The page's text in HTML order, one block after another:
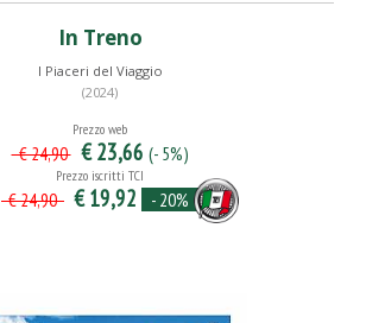
In Treno
I Piaceri del Viaggio
(2024)
Prezzo web
€ 24,90 € 23,66 (- 5%)
Prezzo iscritti TCI
€ 24,90 € 19,92 - 20%